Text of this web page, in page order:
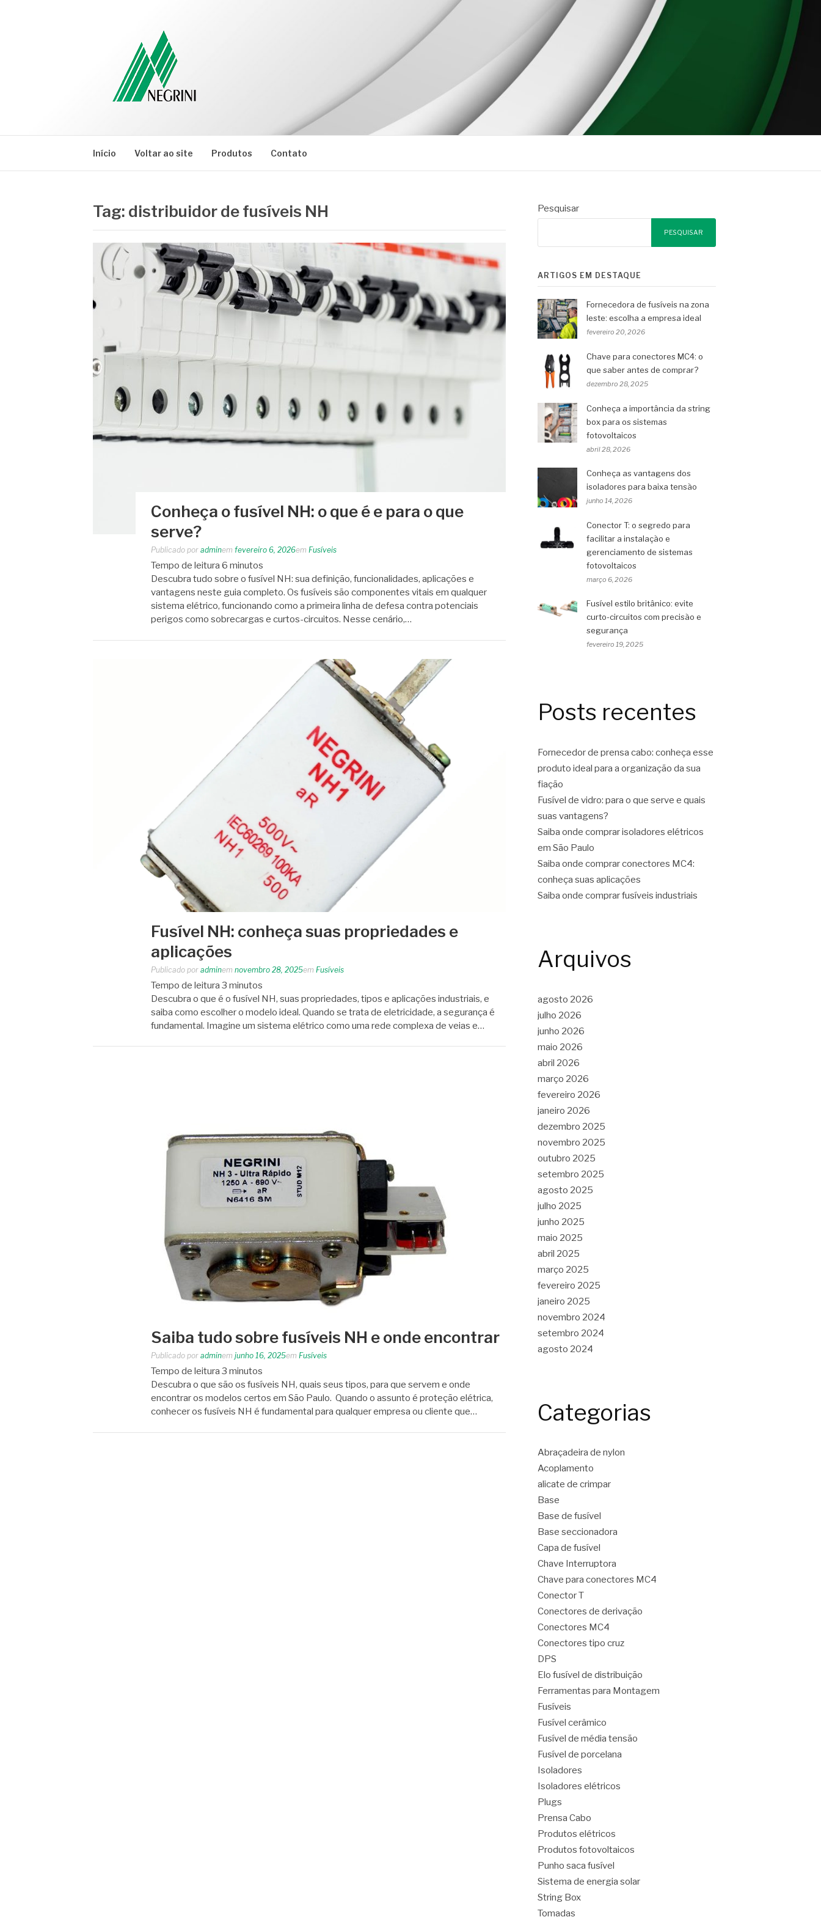
Início Voltar ao site Produtos Contato
Tag: distribuidor de fusíveis NH
Conheça o fusível NH: o que é e para o que
serve?
Publicado por adminem fevereiro 6, 2026em Fusíveis
Tempo de leitura 6 minutos
Descubra tudo sobre o fusível NH: sua definição, funcionalidades, aplicações e
vantagens neste guia completo. Os fusíveis são componentes vitais em qualquer
sistema elétrico, funcionando como a primeira linha de defesa contra potenciais
perigos como sobrecargas e curtos-circuitos. Nesse cenário,…
Fusível NH: conheça suas propriedades e
aplicações
Publicado por adminem novembro 28, 2025em Fusíveis
Tempo de leitura 3 minutos
Descubra o que é o fusível NH, suas propriedades, tipos e aplicações industriais, e
saiba como escolher o modelo ideal. Quando se trata de eletricidade, a segurança é
fundamental. Imagine um sistema elétrico como uma rede complexa de veias e…
Saiba tudo sobre fusíveis NH e onde encontrar
Publicado por adminem junho 16, 2025em Fusíveis
Tempo de leitura 3 minutos
Descubra o que são os fusíveis NH, quais seus tipos, para que servem e onde
encontrar os modelos certos em São Paulo. Quando o assunto é proteção elétrica,
conhecer os fusíveis NH é fundamental para qualquer empresa ou cliente que…
Pesquisar
PESQUISAR
ARTIGOS EM DESTAQUE
Fornecedora de fusíveis na zona
leste: escolha a empresa ideal
fevereiro 20, 2026
Chave para conectores MC4: o
que saber antes de comprar?
dezembro 28, 2025
Conheça a importância da string
box para os sistemas
fotovoltaicos
abril 28, 2026
Conheça as vantagens dos
isoladores para baixa tensão
junho 14, 2026
Conector T: o segredo para
facilitar a instalação e
gerenciamento de sistemas
fotovoltaicos
março 6, 2026
Fusível estilo britânico: evite
curto-circuitos com precisão e
segurança
fevereiro 19, 2025
Posts recentes
Fornecedor de prensa cabo: conheça esse
produto ideal para a organização da sua
fiação
Fusível de vidro: para o que serve e quais
suas vantagens?
Saiba onde comprar isoladores elétricos
em São Paulo
Saiba onde comprar conectores MC4:
conheça suas aplicações
Saiba onde comprar fusíveis industriais
Arquivos
agosto 2026
julho 2026
junho 2026
maio 2026
abril 2026
março 2026
fevereiro 2026
janeiro 2026
dezembro 2025
novembro 2025
outubro 2025
setembro 2025
agosto 2025
julho 2025
junho 2025
maio 2025
abril 2025
março 2025
fevereiro 2025
janeiro 2025
novembro 2024
setembro 2024
agosto 2024
Categorias
Abraçadeira de nylon
Acoplamento
alicate de crimpar
Base
Base de fusível
Base seccionadora
Capa de fusível
Chave Interruptora
Chave para conectores MC4
Conector T
Conectores de derivação
Conectores MC4
Conectores tipo cruz
DPS
Elo fusível de distribuição
Ferramentas para Montagem
Fusíveis
Fusível cerâmico
Fusível de média tensão
Fusível de porcelana
Isoladores
Isoladores elétricos
Plugs
Prensa Cabo
Produtos elétricos
Produtos fotovoltaicos
Punho saca fusível
Sistema de energia solar
String Box
Tomadas